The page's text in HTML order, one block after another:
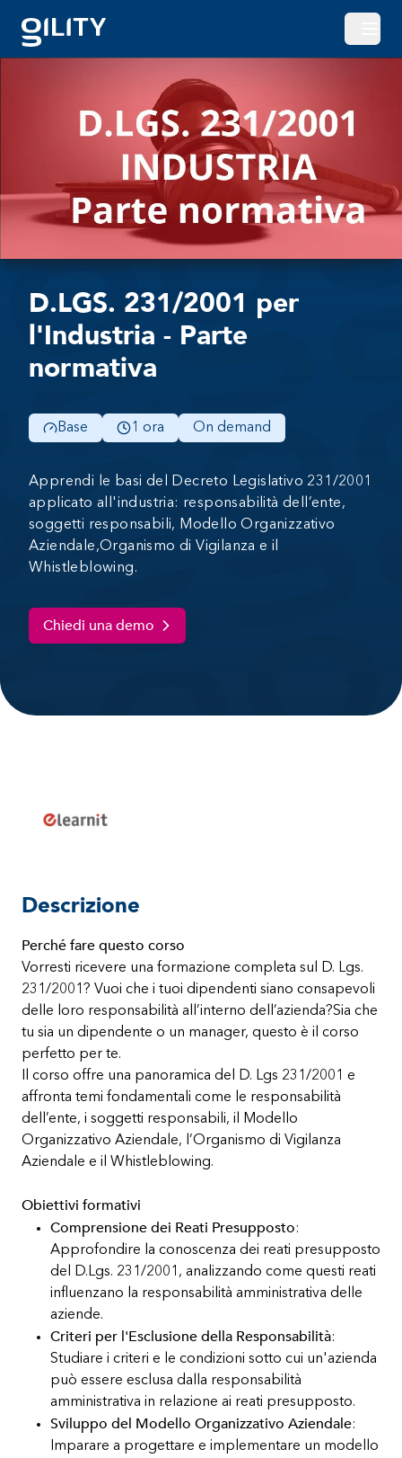
Apri
D.LGS. 231/2001 per
l'Industria - Parte
normativa
Base 1 ora On demand
Apprendi le basi del Decreto Legislativo 231/2001
applicato all'industria: responsabilità dell’ente,
soggetti responsabili, Modello Organizzativo
Aziendale,Organismo di Vigilanza e il
Whistleblowing.
Chiedi una demo
Descrizione
Perché fare questo corso
Vorresti ricevere una formazione completa sul D. Lgs.
231/2001? Vuoi che i tuoi dipendenti siano consapevoli
delle loro responsabilità all’interno dell’azienda?Sia che
tu sia un dipendente o un manager, questo è il corso
perfetto per te.
Il corso offre una panoramica del D. Lgs 231/2001 e
affronta temi fondamentali come le responsabilità
dell’ente, i soggetti responsabili, il Modello
Organizzativo Aziendale, l’Organismo di Vigilanza
Aziendale e il Whistleblowing.
Obiettivi formativi
Comprensione dei Reati Presupposto:
Approfondire la conoscenza dei reati presupposto
del D.Lgs. 231/2001, analizzando come questi reati
influenzano la responsabilità amministrativa delle
aziende.
Criteri per l'Esclusione della Responsabilità:
Studiare i criteri e le condizioni sotto cui un'azienda
può essere esclusa dalla responsabilità
amministrativa in relazione ai reati presupposto.
Sviluppo del Modello Organizzativo Aziendale:
Imparare a progettare e implementare un modello